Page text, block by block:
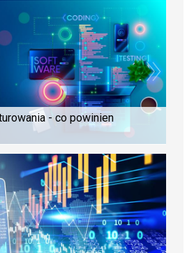
- co powinien